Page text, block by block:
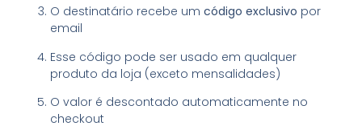
O destinatário recebe umcódigo exclusivo por
email
Esse código pode ser usado em qualquer
produto da loja (exceto mensalidades)
O valor é descontado automaticamente no
checkout